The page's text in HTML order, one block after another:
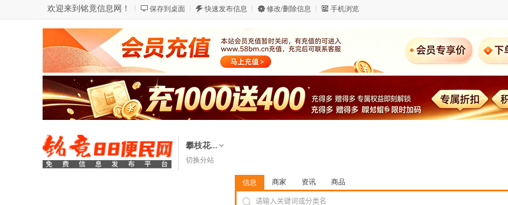
欢迎来到铭竟信息网！ 保存到桌面 快速发布信息 修改/删除信息 手机浏览
攀枝花...
切换分站
信息 商家 资讯 商品